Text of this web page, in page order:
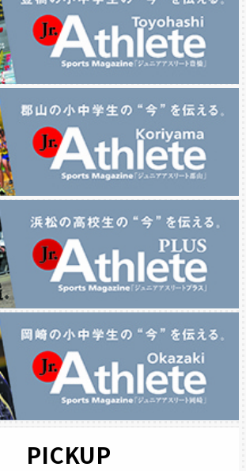
PICKUP